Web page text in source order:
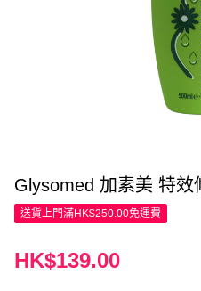
Glysomed 加素美 特效
送貨上門滿HK$250.00免運費
HK$139.00